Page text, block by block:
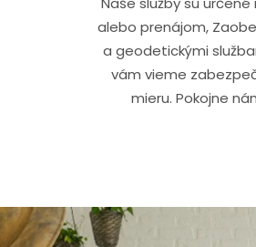
alebo prenájom,
a geodetickými
vám vieme
mieru. Pokojne